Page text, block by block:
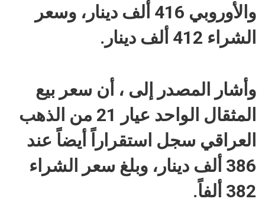
والأوروبي 416 ألف دينار، وسعر
الشراء 412 ألف دينار.
وأشار المصدر إلى ، أن سعر بيع
المثقال الواحد عيار 21 من الذهب
العراقي سجل استقراراً أيضاً عند
386 ألف دينار، وبلغ سعر الشراء
382 ألفاً.